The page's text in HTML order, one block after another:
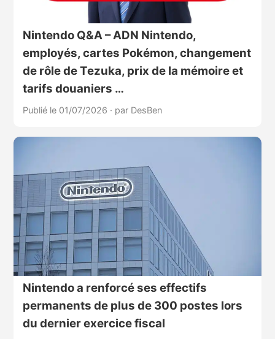
Nintendo Q&A – ADN Nintendo,
employés, cartes Pokémon, changement
de rôle de Tezuka, prix de la mémoire et
tarifs douaniers …
Publié le 01/07/2026 · par DesBen
Nintendo a renforcé ses effectifs
permanents de plus de 300 postes lors
du dernier exercice fiscal